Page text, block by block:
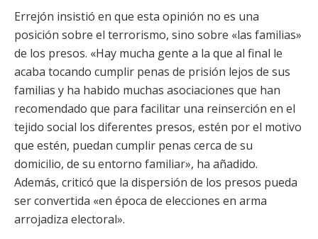
Errejón insistió en que esta opinión no es una
posición sobre el terrorismo, sino sobre «las familias»
de los presos. «Hay mucha gente a la que al final le
acaba tocando cumplir penas de prisión lejos de sus
familias y ha habido muchas asociaciones que han
recomendado que para facilitar una reinserción en el
tejido social los diferentes presos, estén por el motivo
que estén, puedan cumplir penas cerca de su
domicilio, de su entorno familiar», ha añadido.
Además, criticó que la dispersión de los presos pueda
ser convertida «en época de elecciones en arma
arrojadiza electoral».